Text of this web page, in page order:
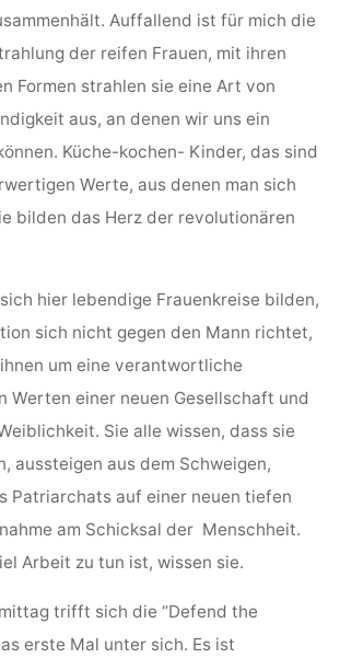
Auffallend ist für mich die
der reifen Frauen, mit ihren
Formen strahlen sie eine Art von
aus, an denen wir uns ein
Küche-kochen- Kinder, das sind
Werte, aus denen man sich
bilden das Herz der revolutionären
hier lebendige Frauenkreise bilden,
sich nicht gegen den Mann richtet,
um eine verantwortliche
Werten einer neuen Gesellschaft und
Sie alle wissen, dass sie
aussteigen aus dem Schweigen,
Patriarchats auf einer neuen tiefen
am Schicksal der Menschheit.
Arbeit zu tun ist, wissen sie.
trifft sich die “Defend the
erste Mal unter sich. Es ist